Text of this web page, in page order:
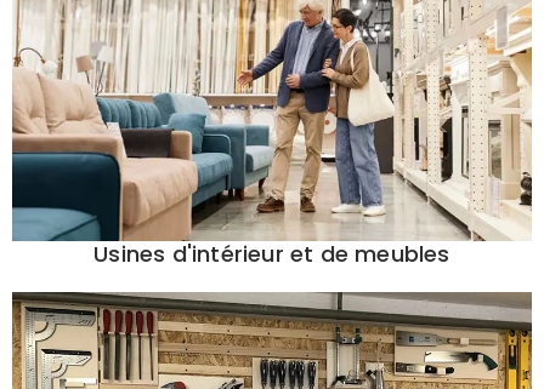
Usines d'intérieur et de meubles